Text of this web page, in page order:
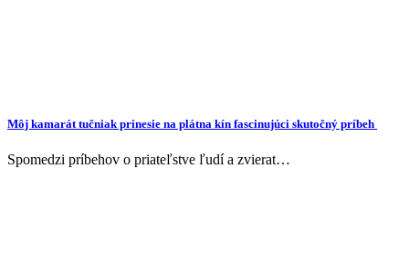
Môj kamarát tučniak prinesie na plátna kín fascinujúci skutočný príbeh
Spomedzi príbehov o priateľstve ľudí a zvierat…